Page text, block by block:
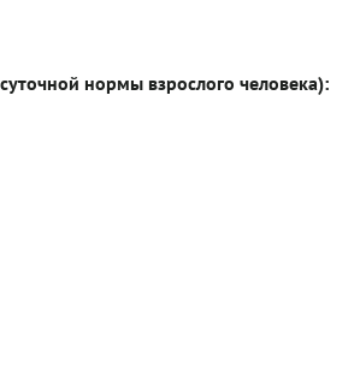
нормы взрослого человека):